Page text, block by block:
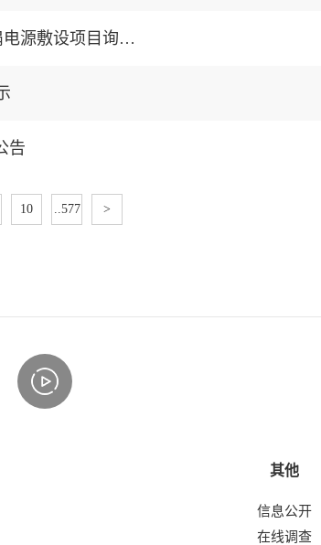
杭州萧山国际机场K3、K4网约车上客区冷风机电源及K4吸顶风扇电源敷设项目询价公告
告
10 ..577 >
其他
信息公开
在线调查